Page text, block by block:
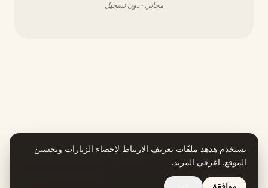
مجاني · دون تسجيل
هدهد يعمل بمساعدة الذكاء الاصطناعي. كل معلومة في قصة اسمكِ تستند إلى
مصدر يمكنكِ التحقق منه.
يستخدم هدهد ملفّات تعريف الارتباط لإحصاء الزيارات وتحسين
الموقع. اعرفي المزيد.
موافقة